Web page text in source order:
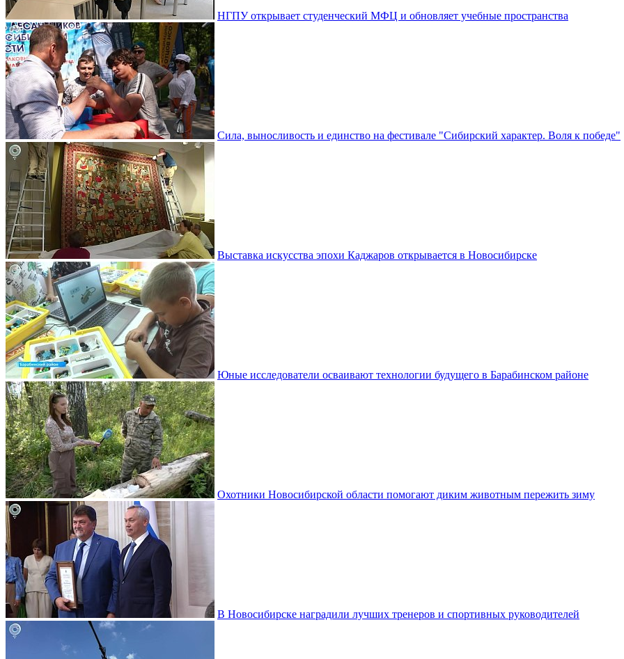
НГПУ открывает студенческий МФЦ и обновляет учебные пространства
Сила, выносливость и единство на фестивале "Сибирский характер. Воля к победе"
Выставка искусства эпохи Каджаров открывается в Новосибирске
Юные исследователи осваивают технологии будущего в Барабинском районе
Охотники Новосибирской области помогают диким животным пережить зиму
В Новосибирске наградили лучших тренеров и спортивных руководителей